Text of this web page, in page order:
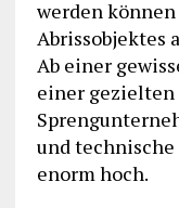
werden
Abrissobjektes
Ab einer
einer
und technische
enorm hoch.